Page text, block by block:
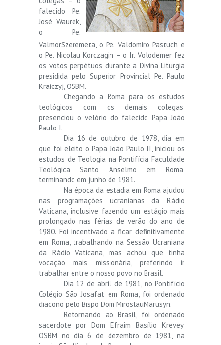
falecido Pe.
José Waurek,
o Pe.
ValmorSzeremeta, o Pe. Valdomiro Pastuch e
o Pe. Nicolau Korczagin – o Ir. Volodemer fez
os votos perpétuos durante a Divina Liturgia
presidida pelo Superior Provincial Pe. Paulo
Kraiczyj, OSBM.
Chegando a Roma para os estudos
teológicos com os demais colegas,
presenciou o velório do falecido Papa João
Paulo I.
Dia 16 de outubro de 1978, dia em
que foi eleito o Papa João Paulo II, iniciou os
estudos de Teologia na Pontifícia Faculdade
Teológica Santo Anselmo em Roma,
terminando em junho de 1981.
Na época da estadia em Roma ajudou
nas programações ucranianas da Rádio
Vaticana, inclusive fazendo um estágio mais
prolongado nas férias de verão do ano de
1980. Foi incentivado a ficar definitivamente
em Roma, trabalhando na Sessão Ucraniana
da Rádio Vaticana, mas achou que tinha
vocação mais missionária, preferindo ir
trabalhar entre o nosso povo no Brasil.
Dia 12 de abril de 1981, no Pontifício
Colégio São Josafat em Roma, foi ordenado
diácono pelo Bispo Dom MiroslauMarusyn.
Retornando ao Brasil, foi ordenado
sacerdote por Dom Efraim Basílio Krevey,
OSBM no dia 6 de dezembro de 1981, na